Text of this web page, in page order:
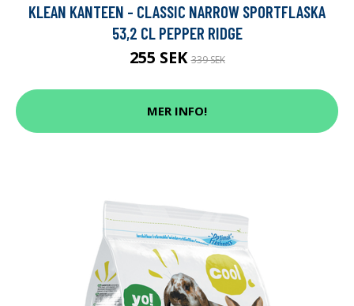
KLEAN KANTEEN - CLASSIC NARROW SPORTFLASKA
53,2 CL PEPPER RIDGE
255 SEK339 SEK
MER INFO!